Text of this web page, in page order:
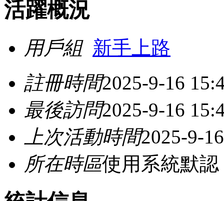
活躍概況
用戶組 新手上路
註冊時間2025-9-16
最後訪問2025-9-16
上次活動時間2025-9-
所在時區使用系統默認